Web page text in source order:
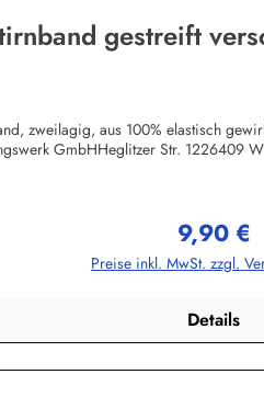
gestreift
zweilagig, aus 100% elastisch
GmbHHeglitzer Str. 1226409
Regulärer
9,90 €
Preise inkl. MwSt. zzgl.
Details